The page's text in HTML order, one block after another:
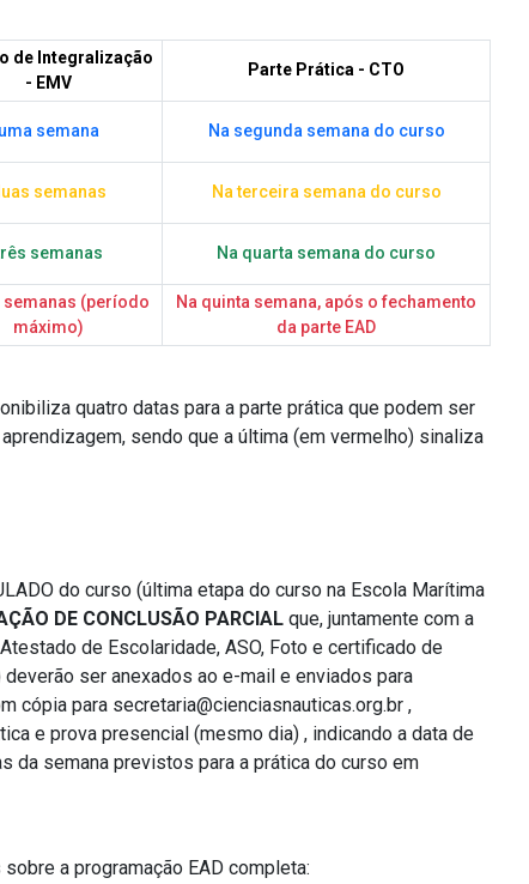
de Integralização
- EMV
Parte Prática - CTO
uma semana Na segunda semana do curso
semanas Na terceira semana do curso
semanas Na quarta semana do curso
semanas (período
máximo)
Na quinta semana, após o fechamento
da parte EAD
quatro datas para a parte prática que podem ser
sendo que a última (em vermelho) sinaliza
do curso (última etapa do curso na Escola Marítima
DE CONCLUSÃO PARCIAL que, juntamente com a
de Escolaridade, ASO, Foto e certificado de
ser anexados ao e-mail e enviados para
cópia para secretaria@cienciasnauticas.org.br ,
e prova presencial (mesmo dia) , indicando a data de
da semana previstos para a prática do curso em
a programação EAD completa: